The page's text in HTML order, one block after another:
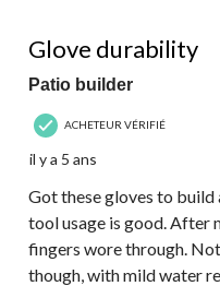
Glove durability
Patio builder
ACHETEUR VÉRIFIÉ
il y a 5 ans
Got these gloves to build
tool usage is good. After
fingers wore through.
though, with mild water